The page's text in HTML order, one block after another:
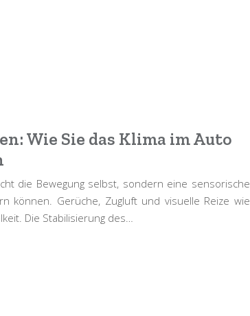
Wie Sie das Klima im Auto
die Bewegung selbst, sondern eine sensorische
können. Gerüche, Zugluft und visuelle Reize wie
Die Stabilisierung des…